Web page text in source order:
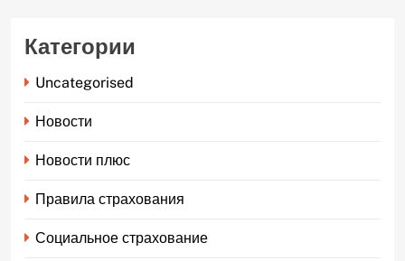
Категории
Uncategorised
Новости
Новости плюс
Правила страхования
Социальное страхование